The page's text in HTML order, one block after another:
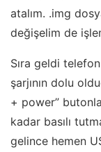
atalım. .img
değişelim de
Sıra geldi
şarjının dolu
+ power”
kadar basılı
gelince hemen